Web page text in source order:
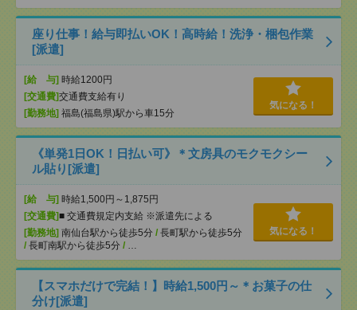
座り仕事！給与即払いOK！高時給！洗浄・梱包作業
[派遣]
[給 与] 時給1200円
[交通費]交通費支給有り
[勤務地] 福島(福島県)駅から車15分
気になる！
《単発1日OK！日払い可》＊文房具のモクモクシー
ル貼り[派遣]
[給 与] 時給1,500円～1,875円
[交通費]■ 交通費規定内支給 ※派遣先による
[勤務地] 南仙台駅から徒歩5分 / 長町駅から徒歩5分
/ 長町南駅から徒歩5分 / …
気になる！
【スマホだけで完結！】時給1,500円～＊お菓子の仕
分け[派遣]